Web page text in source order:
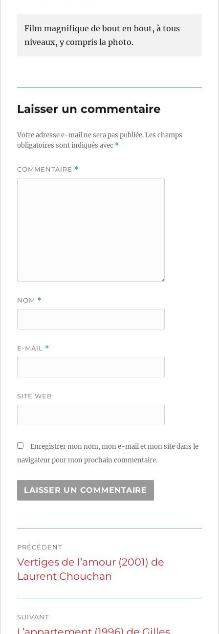
Film magnifique de bout en bout, à tous
niveaux, y compris la photo.
Laisser un commentaire
Votre adresse e-mail ne sera pas publiée.Les champs
obligatoires sont indiqués avec *
COMMENTAIRE *
NOM *
E-MAIL *
SITE WEB
Enregistrer mon nom, mon e-mail et mon site dans le
navigateur pour mon prochain commentaire.
de
l’article
PRÉCÉDENT
Publication
précédente :
Vertiges de l’amour (2001) de
Laurent Chouchan
SUIVANT
Publication